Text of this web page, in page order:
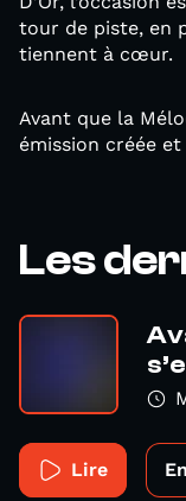
tour de piste, en
tiennent à cœur.
Avant que la
émission créée
Les
Lire